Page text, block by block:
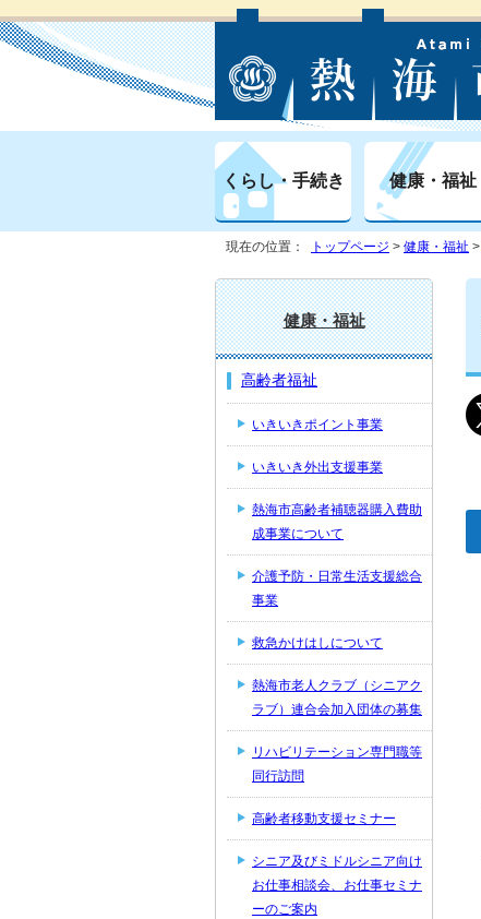
くらし・手続き 健康・福祉
現在の位置： トップページ > 健康・福祉 >
健康・福祉
高齢者福祉
いきいきポイント事業
いきいき外出支援事業
熱海市高齢者補聴器購入費助
成事業について
介護予防・日常生活支援総合
事業
救急かけはしについて
熱海市老人クラブ（シニアク
ラブ）連合会加入団体の募集
リハビリテーション専門職等
同行訪問
高齢者移動支援セミナー
シニア及びミドルシニア向け
お仕事相談会、お仕事セミナ
ーのご案内